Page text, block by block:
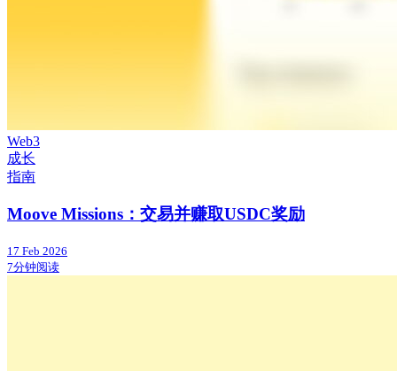
Web3
成长
指南
Moove Missions：交易并赚取USDC奖励
17 Feb 2026
7分钟阅读